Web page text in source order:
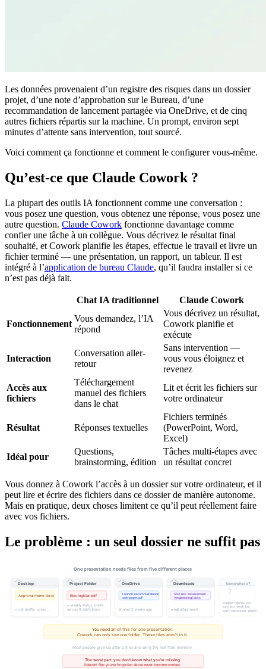
Les données provenaient d’un registre des risques dans un dossier
projet, d’une note d’approbation sur le Bureau, d’une
recommandation de lancement partagée via OneDrive, et de cinq
autres fichiers répartis sur la machine. Un prompt, environ sept
minutes d’attente sans intervention, tout sourcé.
Voici comment ça fonctionne et comment le configurer vous-même.
Qu’est-ce que Claude Cowork ?
La plupart des outils IA fonctionnent comme une conversation :
vous posez une question, vous obtenez une réponse, vous posez une
autre question. Claude Cowork fonctionne davantage comme
confier une tâche à un collègue. Vous décrivez le résultat final
souhaité, et Cowork planifie les étapes, effectue le travail et livre un
fichier terminé — une présentation, un rapport, un tableur. Il est
intégré à l’application de bureau Claude, qu’il faudra installer si ce
n’est pas déjà fait.
Chat IA traditionnel Claude Cowork
Fonctionnement
Vous demandez, l’IA
répond
Vous décrivez un résultat,
Cowork planifie et
exécute
Interaction
Conversation aller-
retour
Sans intervention —
vous vous éloignez et
revenez
Accès aux
fichiers
Téléchargement
manuel des fichiers
dans le chat
Lit et écrit les fichiers sur
votre ordinateur
Résultat Réponses textuelles
Fichiers terminés
(PowerPoint, Word,
Excel)
Idéal pour
Questions,
brainstorming, édition
Tâches multi-étapes avec
un résultat concret
Vous donnez à Cowork l’accès à un dossier sur votre ordinateur, et il
peut lire et écrire des fichiers dans ce dossier de manière autonome.
Mais en pratique, deux choses limitent ce qu’il peut réellement faire
avec vos fichiers.
Le problème : un seul dossier ne suffit pas